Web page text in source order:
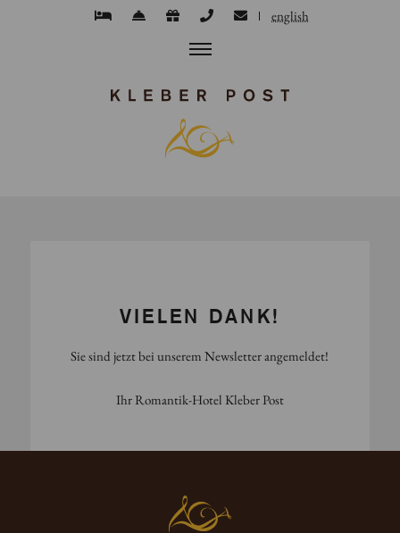
english
VIELEN DANK!
Sie sind jetzt bei unserem Newsletter angemeldet!
Ihr Romantik-Hotel Kleber Post